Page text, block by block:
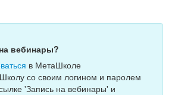
вебинары?
в МетаШколе
со своим логином и паролем
'Запись на вебинары' и